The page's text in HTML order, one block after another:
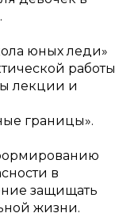
юных леди»
работы
лекции и
границы».
в
защищать
жизни.